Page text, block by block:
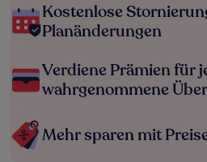
Kostenlose
Planänderungen
Verdiene Prämien für
wahrgenommene
Mehr sparen mit